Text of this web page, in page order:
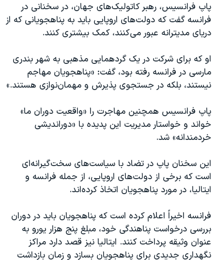
آرشیو پخش زنده
مجموعه مستندهای دادخواهی
تریبونال مردمی آبان ۹۸
دادگاه حمید نوری
چهل سال گروگان‌گیری
قانون شفافیت دارائی کادر رهبری ایران
اعتراضات مردمی آبان ۹۸
اسرائیل در جنگ
نرگس محمدی برنده جایزه نوبل صلح
صفحه‌های ویژه
سفر پرزیدنت ترامپ به چین
پاپ فرانسیس، رهبر کاتولیک‌های جهان، در سخنانی در
فرانسه گفت که دولت‌های اروپایی باید به پناهجویانی که از
دریای مدیترانه عبور می‌کنند، کمک بیشتری کنند.
او که برای شرکت در یک گردهمایی مذهبی به شهر بندری
مارسی در فرانسه رفته بود، گفت: «پناهجویان مهاجم
نیستند، بلکه در جستجوی پذیرش و مهمان‌نوازی هستند.»
پاپ فرانسیس همچنین مهاجرت را «واقعیت دوران ما»
خواند و خواستار مدیریت این پدیده با «دوراندیشی
خردمندانه» شد.
این سخنان پاپ در تضاد با سیاست‌های سخت‌گیرانه‌ای
است که برخی از دولت‌های اروپایی، از جمله فرانسه و
ایتالیا، در مورد پناهجویان اتخاذ کرده‌اند.
فرانسه اخیراً اعلام کرده است که پناهجویان باید در دوران
بررسی درخواست پناهندگی خود، مبلغ پنج هزار یورو به
عنوان وثیقه پرداخت کنند. ایتالیا نیز قصد دارد مراکز
نگهداری جدیدی برای پناهجویان بسازد و زمان بازداشت